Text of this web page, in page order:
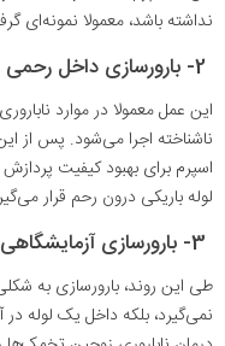
نداشته باشد، معمولا نمونه‌ای
2- بارورسازی داخل رحمی
این عمل معمولا در موارد
ناشناخته اجرا می‌شود. پس از
اسپرم برای بهبود کیفیت
لوله باریکی درون رحم قرار
3- بارورسازی آزمایشگاهی
طی این روند، بارورسازی به
نمی‌گیرد، بلکه داخل یک لوله